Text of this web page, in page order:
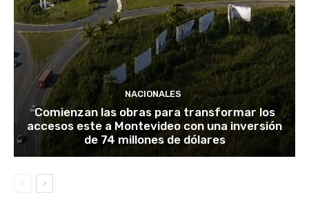
NACIONALES
Comienzan las obras para transformar los
accesos este a Montevideo con una inversión
de 74 millones de dólares